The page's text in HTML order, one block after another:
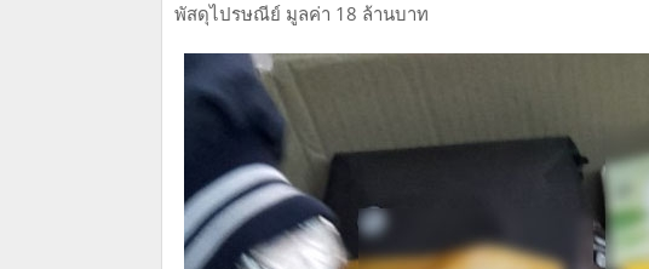
พัสดุไปรษณีย์ มูลค่า 18 ล้านบาท